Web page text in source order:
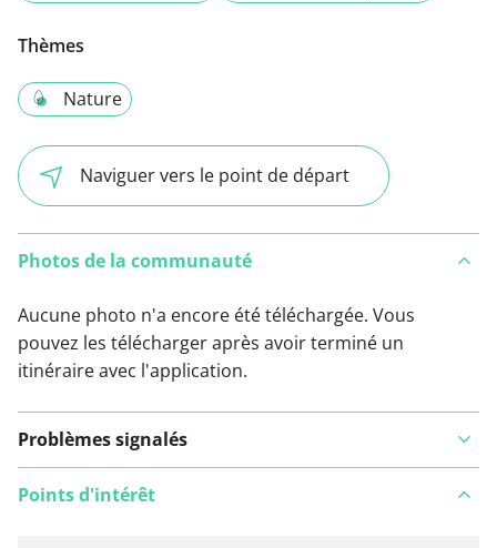
Thèmes
Nature
Naviguer vers le point de départ
Photos de la communauté
Aucune photo n'a encore été téléchargée. Vous
pouvez les télécharger après avoir terminé un
itinéraire avec l'application.
Problèmes signalés
Points d'intérêt